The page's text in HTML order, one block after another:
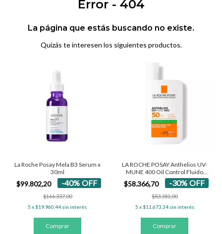
Error - 404
La página que estás buscando no existe.
Quizás te interesen los siguientes productos.
La Roche Posay Mela B3 Serum x
30ml
$99.802,20 -40%OFF
$166.337,00
5 x $19.960,44 sin interés
LA ROCHE POSAY Anthelios UV-
MUNE 400 Oil Control Fluido
SPF50+
$58.366,70 -30% OFF
$83.381,00
5 x $11.673,34 sin interés